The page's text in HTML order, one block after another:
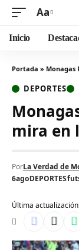
Aa
Inicio
Portada » Monagas
DEPORTES
mira en
Última
PorLa Verdad de
6agoDEPORTES